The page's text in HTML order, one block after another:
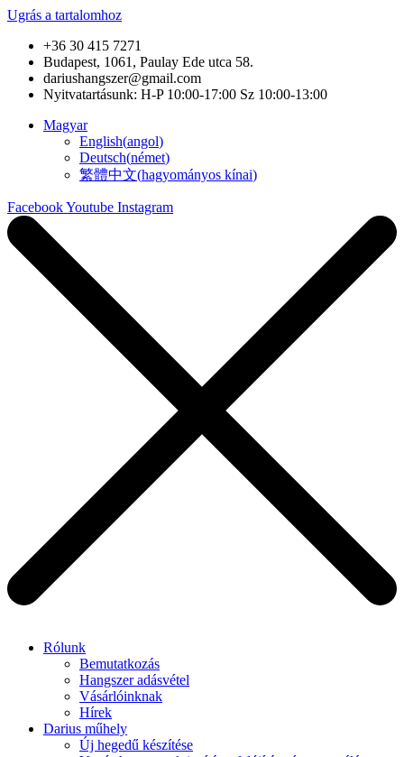
Ugrás a tartalomhoz
+36 30 415 7271
Budapest, 1061, Paulay Ede utca 58.
dariushangszer@gmail.com
Nyitvatartásunk: H-P 10:00-17:00 Sz 10:00-13:00
Magyar
English(angol)
Deutsch(német)
繁體中文(hagyományos kínai)
FacebookYoutube Instagram
Rólunk
Bemutatkozás
Hangszer adásvétel
Vásárlóinknak
Hírek
Darius műhely
Új hegedű készítése